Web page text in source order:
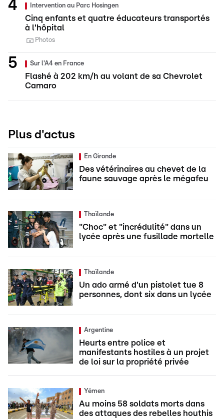
Intervention au Parc Hosingen
Cinq enfants et quatre éducateurs transportés
à l'hôpital
Photos
Sur l'A4 en France
Flashé à 202 km/h au volant de sa Chevrolet
Camaro
Plus d'actus
En Gironde
Des vétérinaires au chevet de la
faune sauvage après le mégafeu
Thaïlande
"Choc" et "incrédulité" dans un
lycée après une fusillade mortelle
Thaïlande
Un ado armé d'un pistolet tue 8
personnes, dont six dans un lycée
Argentine
Heurts entre police et
manifestants hostiles à un projet
de loi sur la propriété privée
Yémen
Au moins 58 soldats morts dans
des attaques des rebelles houthis